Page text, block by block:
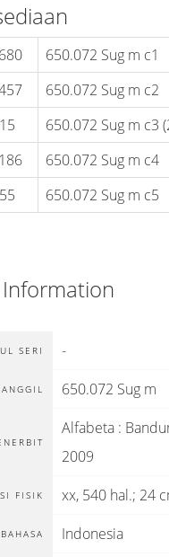
650.072 Sug m c1
650.072 Sug m c2
650.072 Sug m c3
650.072 Sug m c4
650.072 Sug m c5
SERI -
650.072 Sug m
Alfabeta :
2009
FISIK xx, 540 hal.; 24
BAHASA Indonesia